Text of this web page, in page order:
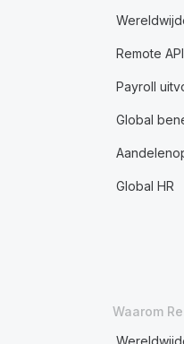
Remote API
Payroll
Global
Global HR
Waarom